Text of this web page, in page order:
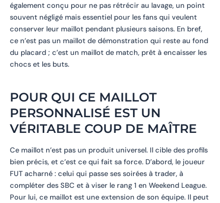
également conçu pour ne pas rétrécir au lavage, un point
souvent négligé mais essentiel pour les fans qui veulent
conserver leur maillot pendant plusieurs saisons. En bref,
ce n’est pas un maillot de démonstration qui reste au fond
du placard ; c’est un maillot de match, prêt à encaisser les
chocs et les buts.
POUR QUI CE MAILLOT
PERSONNALISÉ EST UN
VÉRITABLE COUP DE MAÎTRE
Ce maillot n’est pas un produit universel. Il cible des profils
bien précis, et c’est ce qui fait sa force. D’abord, le joueur
FUT acharné : celui qui passe ses soirées à trader, à
compléter des SBC et à viser le rang 1 en Weekend League.
Pour lui, ce maillot est une extension de son équipe. Il peut